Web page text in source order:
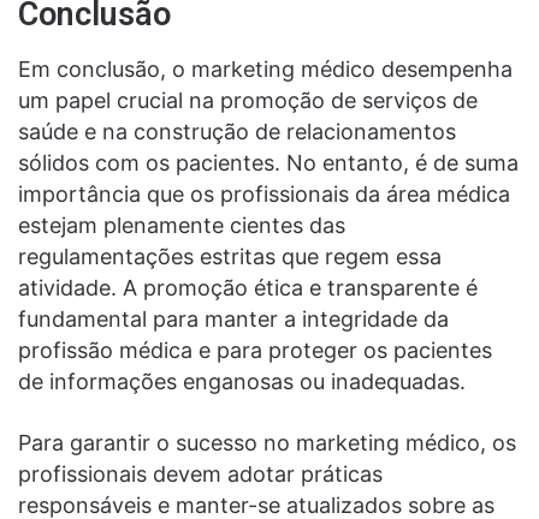
Conclusão
Em conclusão, o marketing médico desempenha
um papel crucial na promoção de serviços de
saúde e na construção de relacionamentos
sólidos com os pacientes. No entanto, é de suma
importância que os profissionais da área médica
estejam plenamente cientes das
regulamentações estritas que regem essa
atividade. A promoção ética e transparente é
fundamental para manter a integridade da
profissão médica e para proteger os pacientes
de informações enganosas ou inadequadas.
Para garantir o sucesso no marketing médico, os
profissionais devem adotar práticas
responsáveis e manter-se atualizados sobre as